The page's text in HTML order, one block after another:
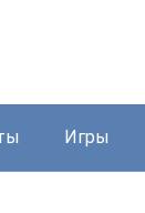
Игры